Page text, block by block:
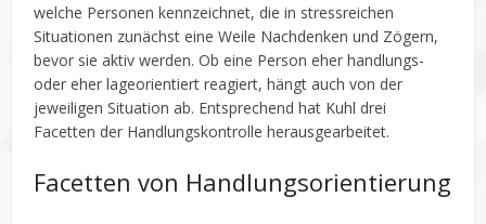
welche Personen kennzeichnet, die in stressreichen
Situationen zunächst eine Weile Nachdenken und Zögern,
bevor sie aktiv werden. Ob eine Person eher handlungs-
oder eher lageorientiert reagiert, hängt auch von der
jeweiligen Situation ab. Entsprechend hat Kuhl drei
Facetten der Handlungskontrolle herausgearbeitet.
Facetten von Handlungsorientierung